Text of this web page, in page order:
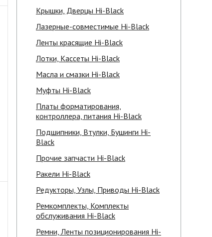
Крышки, Дверцы Hi-Black
Лазерные-совместимые Hi-Black
Ленты красящие Hi-Black
Лотки, Кассеты Hi-Black
Масла и смазки Hi-Black
Муфты Hi-Black
Платы форматирования,
контроллера, питания Hi-Black
Подшипники, Втулки, Бушинги Hi-
Black
Прочие запчасти Hi-Black
Ракели Hi-Black
Редукторы, Узлы, Приводы Hi-Black
Ремкомплекты, Комплекты
обслуживания Hi-Black
Ремни, Ленты позиционирования Hi-